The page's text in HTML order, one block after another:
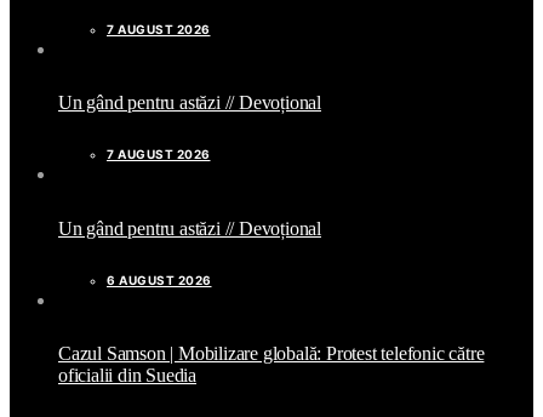
7 AUGUST 2026
Un gând pentru astăzi // Devoțional
7 AUGUST 2026
Un gând pentru astăzi // Devoțional
6 AUGUST 2026
Cazul Samson | Mobilizare globală: Protest telefonic către
oficialii din Suedia